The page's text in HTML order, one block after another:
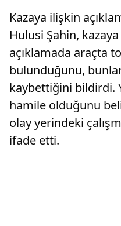
Kazaya ilişkin
Hulusi Şahin, kazaya
açıklamada araçta
bulunduğunu,
kaybettiğini bildirdi.
hamile olduğunu
olay yerindeki
ifade etti.